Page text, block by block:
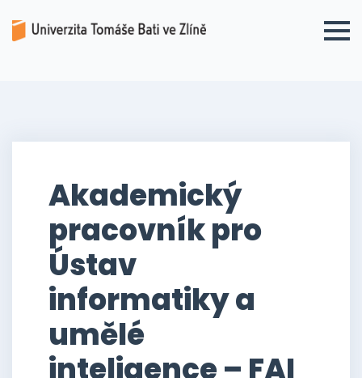
Akademický
pracovník pro
Ústav
informatiky a
umělé
inteligence – FAI